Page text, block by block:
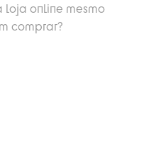
loja online mesmo
comprar?